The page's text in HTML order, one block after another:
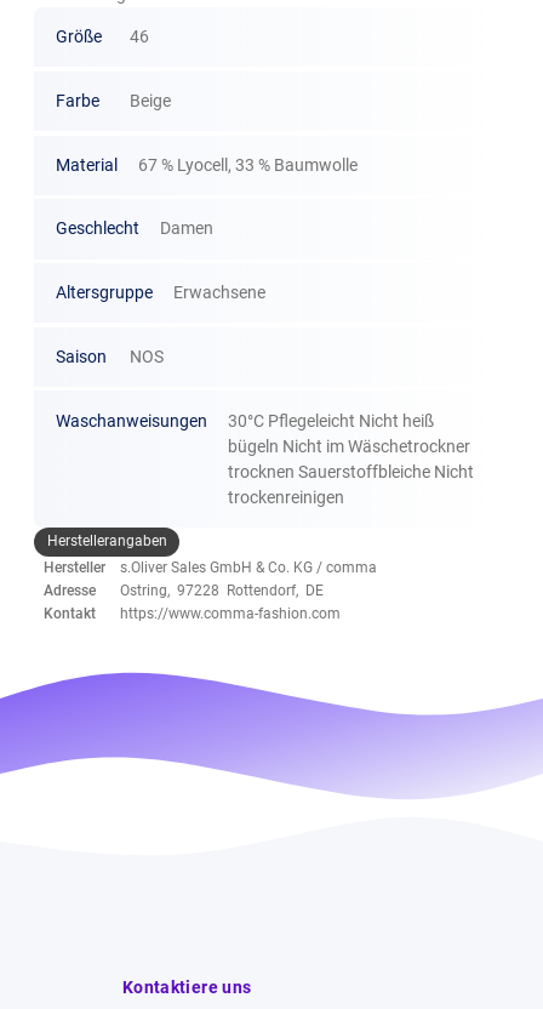
Größe 46
Farbe Beige
Material 67 % Lyocell, 33 % Baumwolle
Geschlecht Damen
Altersgruppe Erwachsene
Saison NOS
Waschanweisungen
30°C Pflegeleicht Nicht heiß
bügeln Nicht im Wäschetrockner
trocknen Sauerstoffbleiche Nicht
trockenreinigen
Herstellerangaben
Hersteller
s.Oliver Sales GmbH & Co. KG / comma
Adresse
Ostring, 97228 Rottendorf, DE
Kontakt
https://www.comma-fashion.com
Kontaktiere uns